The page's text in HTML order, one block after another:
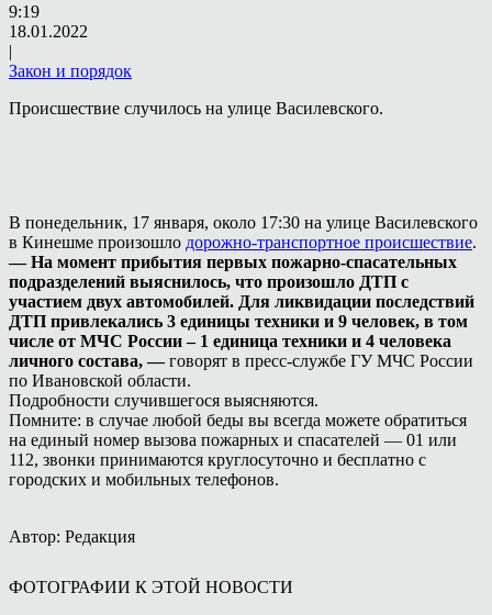
9:19
18.01.2022
|
Закон и порядок
Происшествие случилось на улице Василевского.
В понедельник, 17 января, около 17:30 на улице Василевского
в Кинешме произошло дорожно-транспортное происшествие.
— На момент прибытия первых пожарно-спасательных
подразделений выяснилось, что произошло ДТП с
участием двух автомобилей. Для ликвидации последствий
ДТП привлекались 3 единицы техники и 9 человек, в том
числе от МЧС России – 1 единица техники и 4 человека
личного состава, —говорят в пресс-службе ГУ МЧС России
по Ивановской области.
Подробности случившегося выясняются.
Помните: в случае любой беды вы всегда можете обратиться
на единый номер вызова пожарных и спасателей — 01 или
112, звонки принимаются круглосуточно и бесплатно с
городских и мобильных телефонов.
Автор: Редакция
ФОТОГРАФИИ К ЭТОЙ НОВОСТИ